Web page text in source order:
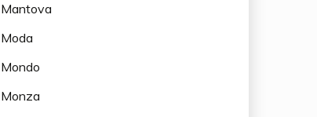
Mantova
Moda
Mondo
Monza